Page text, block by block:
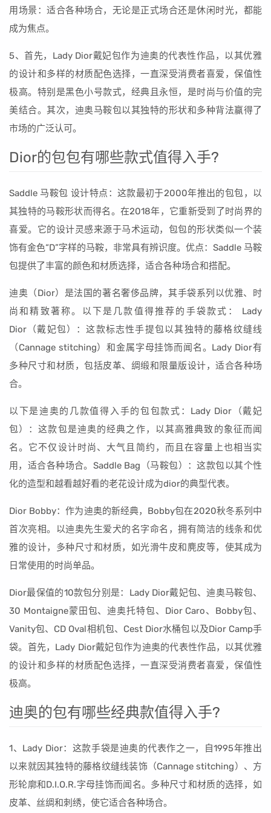
用场景：适合各种场合，无论是正式场合还是休闲时光，都能
成为焦点。
5、首先，Lady Dior戴妃包作为迪奥的代表性作品，以其优雅
的设计和多样的材质配色选择，一直深受消费者喜爱，保值性
极高。特别是黑色小号款式，经典且永恒，是时尚与价值的完
美结合。其次，迪奥马鞍包以其独特的形状和多种背法赢得了
市场的广泛认可。
Dior的包包有哪些款式值得入手?
Saddle 马鞍包 设计特点：这款最初于2000年推出的包包，以
其独特的马鞍形状而得名。在2018年，它重新受到了时尚界的
喜爱。它的设计灵感来源于马术运动，包包的形状类似一个装
饰有金色“D”字样的马鞍，非常具有辨识度。优点：Saddle 马鞍
包提供了丰富的颜色和材质选择，适合各种场合和搭配。
迪奥（Dior）是法国的著名奢侈品牌，其手袋系列以优雅、时
尚和精致著称。以下是几款值得推荐的手袋款式： Lady
Dior（戴妃包）：这款标志性手提包以其独特的藤格纹缝线
（Cannage stitching）和金属字母挂饰而闻名。Lady Dior有
多种尺寸和材质，包括皮革、绸缎和限量版设计，适合各种场
合。
以下是迪奥的几款值得入手的包包款式：Lady Dior（戴妃
包）：这款包是迪奥的经典之作，以其高雅典致的象征而闻
名。它不仅设计时尚、大气且简约，而且在容量上也相当实
用，适合各种场合。Saddle Bag（马鞍包）：这款包以其个性
化的造型和越看越好看的老花设计成为dior的典型代表。
Dior Bobby：作为迪奥的新经典，Bobby包在2020秋冬系列中
首次亮相。以迪奥先生爱犬的名字命名，拥有简洁的线条和优
雅的设计，多种尺寸和材质，如光滑牛皮和麂皮等，使其成为
日常使用的时尚单品。
Dior最保值的10款包分别是：Lady Dior戴妃包、迪奥马鞍包、
30 Montaigne蒙田包、迪奥托特包、Dior Caro、Bobby包、
Vanity包、CD Oval相机包、Cest Dior水桶包以及Dior Camp手
袋。首先，Lady Dior戴妃包作为迪奥的代表性作品，以其优雅
的设计和多样的材质配色选择，一直深受消费者喜爱，保值性
极高。
迪奥的包有哪些经典款值得入手?
1、Lady Dior：这款手袋是迪奥的代表作之一，自1995年推出
以来就因其独特的藤格纹缝线装饰（Cannage stitching）、方
形轮廓和D.I.O.R.字母挂饰而闻名。多种尺寸和材质的选择，如
皮革、丝绸和刺绣，使它适合各种场合。